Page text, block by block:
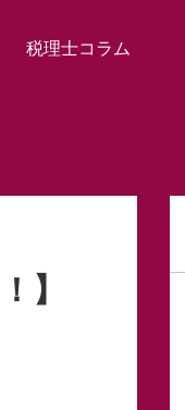
税理士コラム
】